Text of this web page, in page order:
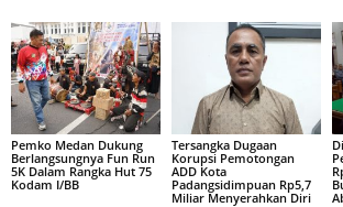
Pemko Medan Dukung
Berlangsungnya Fun Run
5K Dalam Rangka Hut 75
Kodam I/BB
Tersangka Dugaan
Korupsi Pemotongan
ADD Kota
Padangsidimpuan Rp5,7
Miliar Menyerahkan Diri